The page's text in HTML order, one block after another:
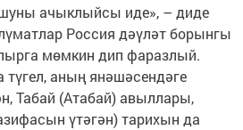
ачыклыйсы иде», – диде
Россия дәүләт борынгы
мөмкин дип фаразлый.
аның янәшәсендәге
Табай (Атабай) авыллары,
үтәгән) тарихын да